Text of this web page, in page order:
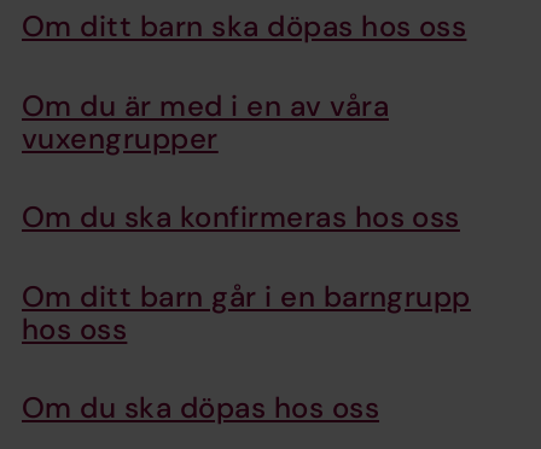
Om ditt barn ska döpas hos oss
Om du är med i en av våra
vuxengrupper
Om du ska konfirmeras hos oss
Om ditt barn går i en barngrupp
hos oss
Om du ska döpas hos oss